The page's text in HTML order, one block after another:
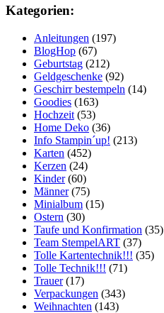
Kategorien:
Anleitungen (197)
BlogHop (67)
Geburtstag (212)
Geldgeschenke (92)
Geschirr bestempeln (14)
Goodies (163)
Hochzeit (53)
Home Deko (36)
Info Stampin´up! (213)
Karten (452)
Kerzen (24)
Kinder(60)
Männer(75)
Minialbum (15)
Ostern (30)
Taufe und Konfirmation (35)
Team StempelART (37)
Tolle Kartentechnik!!! (35)
Tolle Technik!!! (71)
Trauer(17)
Verpackungen (343)
Weihnachten (143)